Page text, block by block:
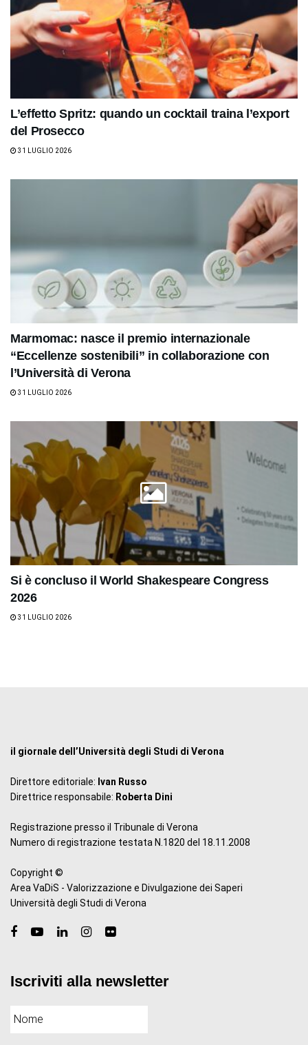
L’effetto Spritz: quando un cocktail traina l’export
del Prosecco
31 LUGLIO 2026
Marmomac: nasce il premio internazionale
“Eccellenze sostenibili” in collaborazione con
l’Università di Verona
31 LUGLIO 2026
Si è concluso il World Shakespeare Congress
2026
31 LUGLIO 2026
il giornale dell’Università degli Studi di Verona
Direttore editoriale: Ivan Russo
Direttrice responsabile: Roberta Dini
Registrazione presso il Tribunale di Verona
Numero di registrazione testata N.1820 del 18.11.2008
Copyright ©
Area VaDiS - Valorizzazione e Divulgazione dei Saperi
Università degli Studi di Verona
Iscriviti alla newsletter